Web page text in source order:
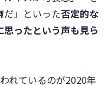
だ」といった否定的な
ったという声も見ら
れているのが2020年